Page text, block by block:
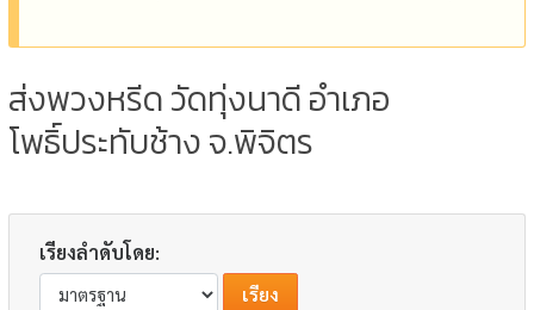
ส่งพวงหรีด วัดทุ่งนาดี อำเภอ
โพธิ์ประทับช้าง จ.พิจิตร
เรียงลำดับโดย: